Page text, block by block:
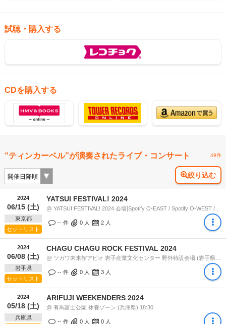
試聴・購入する
CDを購入する
“ティンカーベル”が演奏されたライブ・コンサート 49件
絞り込む
2024
06/15 (土)
東京都
セットリスト
YATSUI FESTIVAL! 2024
-- 件 0 人 2 人
2024
06/08 (土)
岩手県
セットリスト
CHAGU CHAGU ROCK FESTIVAL 2024
-- 件 0 人 3 人
2024
05/18 (土)
兵庫県
ARIFUJI WEEKENDERS 2024
@ 有馬富士公園 休養ゾーン (兵庫県) 18:30
-- 件 0 人 0 人